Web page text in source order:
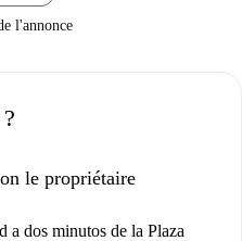
l'annonce
le propriétaire
a dos minutos de la Plaza